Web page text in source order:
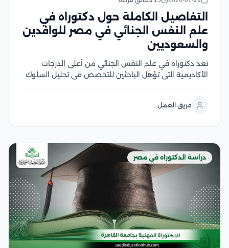
التفاصيل الكاملة حول دكتوراه في
علم النفس الجنائي في مصر للوافدين
والسعوديين
تعد دكتوراه في علم النفس الجنائي من أعلى الدرجات
الأكاديمية التي تؤهل الباحثين للتخصص في تحليل السلوك
والتقييم النفسي، ويزداد الإقبال على دكتوراه في علم
فريق العمل
دراسة الدكتوراه في مصر